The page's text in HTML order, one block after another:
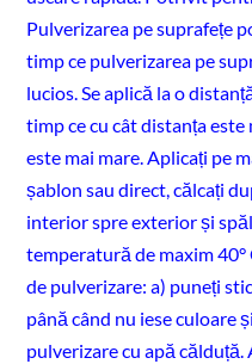
Pulverizarea pe suprafețe
timp ce pulverizarea pe
lucios. Se aplică la o
timp ce cu cât distanța
este mai mare. Aplicați pe
șablon sau direct, călcați
interior spre exterior și
temperatură de maxim
de pulverizare: a) puneți
până când nu iese culoare
pulverizare cu apă